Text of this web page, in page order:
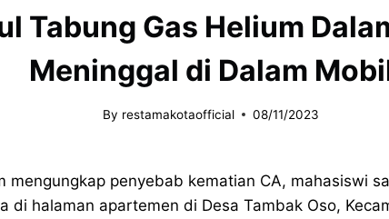
Tabung Gas Helium
Meninggal di Dalam
By restamakotaofficial 08/11/2023
mengungkap penyebab kematian CA, mahasiswi
halaman apartemen di Desa Tambak Oso,